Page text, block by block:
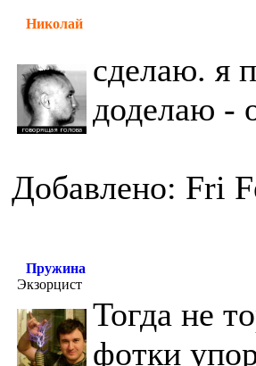
Николай
сделаю. я
доделаю -
Добавлено: Fri
Пружина
Экзорцист
Тогда не
фотки